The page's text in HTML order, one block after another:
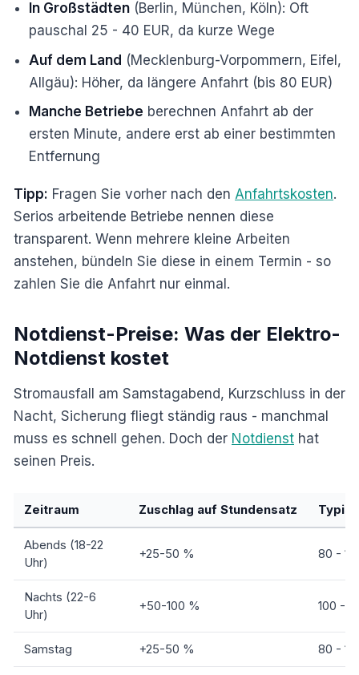
In Großstädten (Berlin, München, Köln): Oft
pauschal 25 - 40 EUR, da kurze Wege
Auf dem Land (Mecklenburg-Vorpommern, Eifel,
Allgäu): Höher, da längere Anfahrt (bis 80 EUR)
Manche Betriebe berechnen Anfahrt ab der
ersten Minute, andere erst ab einer bestimmten
Entfernung
Tipp: Fragen Sie vorher nach den Anfahrtskosten.
Serios arbeitende Betriebe nennen diese
transparent. Wenn mehrere kleine Arbeiten
anstehen, bündeln Sie diese in einem Termin - so
zahlen Sie die Anfahrt nur einmal.
Notdienst-Preise: Was der Elektro-
Notdienst kostet
Stromausfall am Samstagabend, Kurzschluss in der
Nacht, Sicherung fliegt ständig raus - manchmal
muss es schnell gehen. Doch der Notdienst hat
seinen Preis.
Zeitraum Zuschlag auf Stundensatz
Abends (18-22
Uhr)
+25-50 % 80 -
Nachts (22-6
Uhr)
+50-100 % 100 -
Samstag +25-50 % 80 -